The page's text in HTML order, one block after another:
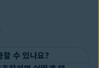
수 있나요?